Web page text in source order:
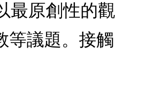
最原創性的觀
等議題。接觸